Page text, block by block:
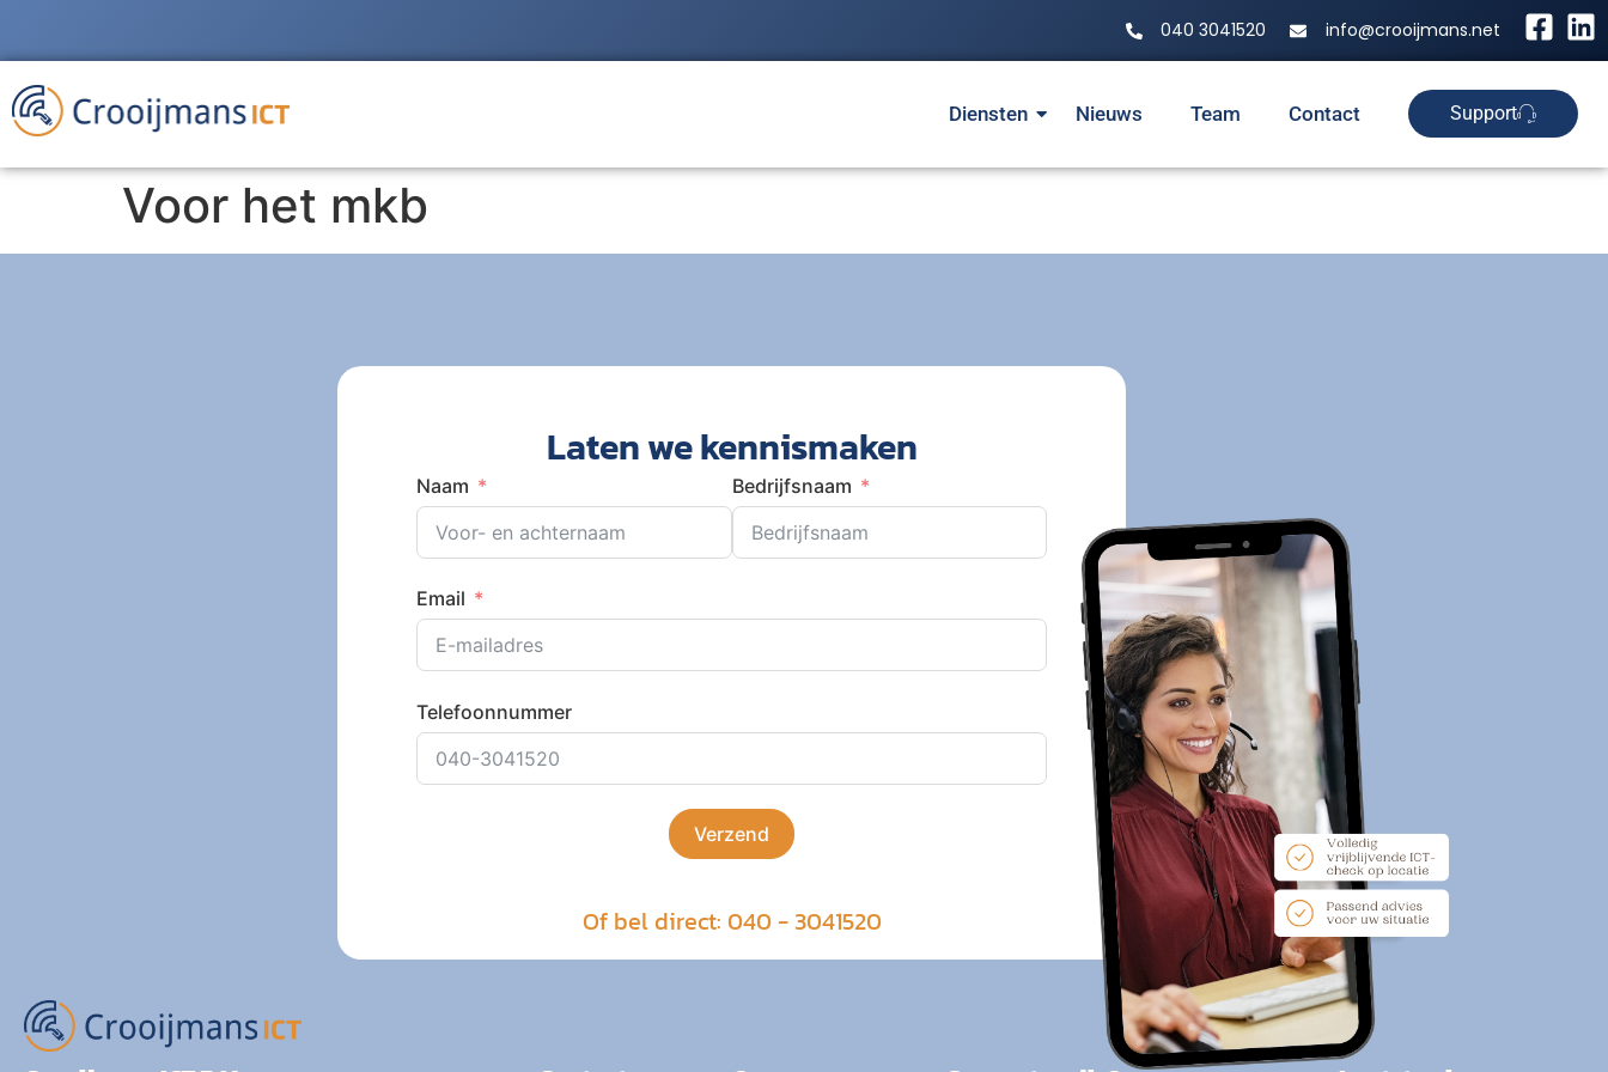
040 3041520 info@crooijmans.net
Diensten Nieuws Team Contact Support
Voor het mkb
Laten we kennismaken
Naam Bedrijfsnaam
Email
Telefoonnummer
Verzend
Of bel direct: 040 - 3041520